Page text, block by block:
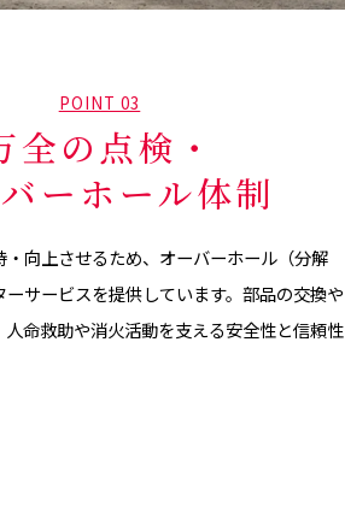
POINT 03
全の点検・
ーホール体制
向上させるため、オーバーホール（分解
サービスを提供しています。部品の交換や
人命救助や消火活動を支える安全性と信頼性